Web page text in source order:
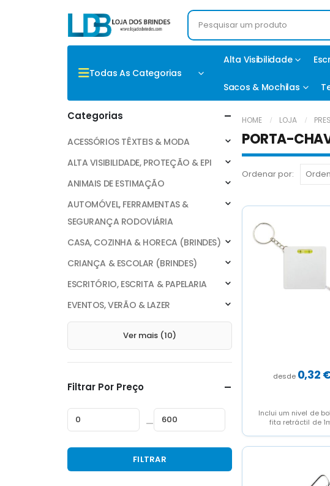
Todas As Categorias
Alta Visibilidade
Sacos & Mochilas
HOME LOJA
PORTA-
Ordenar por:
0,32
Inclui um nivel de
fita retráctil de
Categorias
ACESSÓRIOS TÊXTEIS & MODA
ALTA VISIBILIDADE, PROTEÇÃO & EPI
ANIMAIS DE ESTIMAÇÃO
AUTOMÓVEL, FERRAMENTAS &
SEGURANÇA RODOVIÁRIA
CASA, COZINHA & HORECA (BRINDES)
CRIANÇA & ESCOLAR (BRINDES)
ESCRITÓRIO, ESCRITA & PAPELARIA
EVENTOS, VERÃO & LAZER
Ver mais (10)
Filtrar Por Preço
Preço
Preço
—
FILTRAR